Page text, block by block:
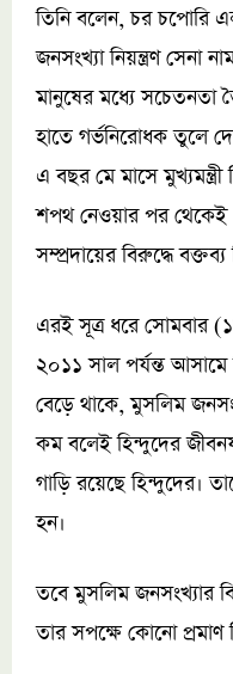
তিনি বলেন, চর চপোরি
জনসংখ্যা নিয়ন্ত্রণ সেনা
মানুষের মধ্যে সচেতনতা
হাতে গর্ভনিরোধক তুলে
এ বছর মে মাসে মুখ্যমন্ত্রী
শপথ নেওয়ার পর
সম্প্রদায়ের বিরুদ্ধে বক্তব্য
এরই সূত্র ধরে সোমবার
২০১১ সাল পর্যন্ত
বেড়ে থাকে, মুসলিম
কম বলেই হিন্দুদের
গাড়ি রয়েছে হিন্দুদের।
হন।
তবে মুসলিম জনসংখ্যার
তার সপক্ষে কোনো প্রমাণ